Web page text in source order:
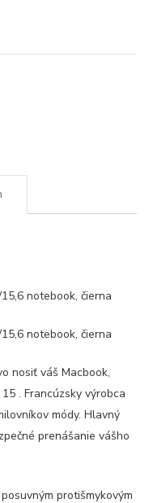
notebook, čierna
notebook, čierna
nosiť váš Macbook,
. Francúzsky výrobca
módy. Hlavný
prenášanie vášho
protišmykovým